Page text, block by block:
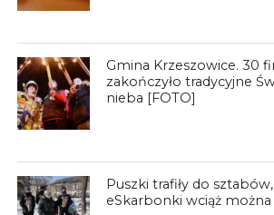
Gmina Krzeszowice. 30
zakończyło tradycyjne
nieba [FOTO]
Puszki trafiły do
eSkarbonki wciąż można